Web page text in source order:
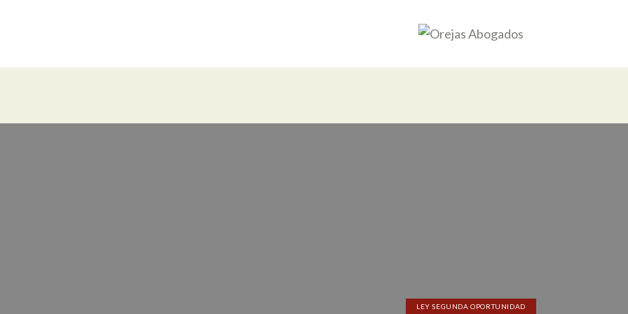
LEY SEGUNDA OPORTUNIDAD